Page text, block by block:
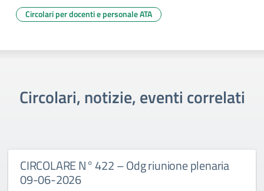
Circolari per docenti e personale ATA
Circolari, notizie, eventi correlati
CIRCOLARE N° 422 – Odg riunione plenaria
09-06-2026